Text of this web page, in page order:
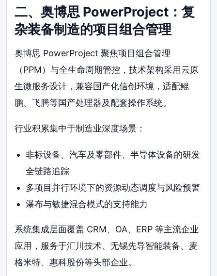
二、奥博思 PowerProject：复
杂装备制造的项目组合管理
奥博思 PowerProject 聚焦项目组合管理
（PPM）与全生命周期管控，技术架构采用云原
生微服务设计，兼容国产化信创环境，适配鲲
鹏、飞腾等国产处理器及配套操作系统。
行业积累集中于制造业深度场景：
非标设备、汽车及零部件、半导体设备的研发
全链路追踪
多项目并行环境下的资源动态调度与风险预警
瀑布与敏捷混合模式的支持能力
系统集成层面覆盖 CRM、OA、ERP 等主流企业
应用，服务于汇川技术、无锡先导智能装备、麦
格米特、惠科股份等头部企业。